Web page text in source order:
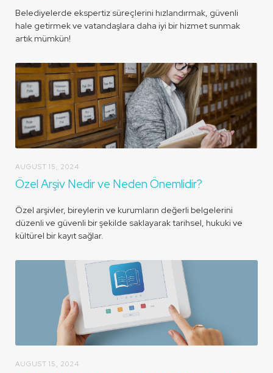
Belediyelerde ekspertiz süreçlerini hızlandırmak, güvenli
hale getirmek ve vatandaşlara daha iyi bir hizmet sunmak
artık mümkün!
AUGUST 15, 2024
Özel Arşiv Nedir ve Neden Önemlidir?
Özel arşivler, bireylerin ve kurumların değerli belgelerini
düzenli ve güvenli bir şekilde saklayarak tarihsel, hukuki ve
kültürel bir kayıt sağlar.
AUGUST 15, 2024